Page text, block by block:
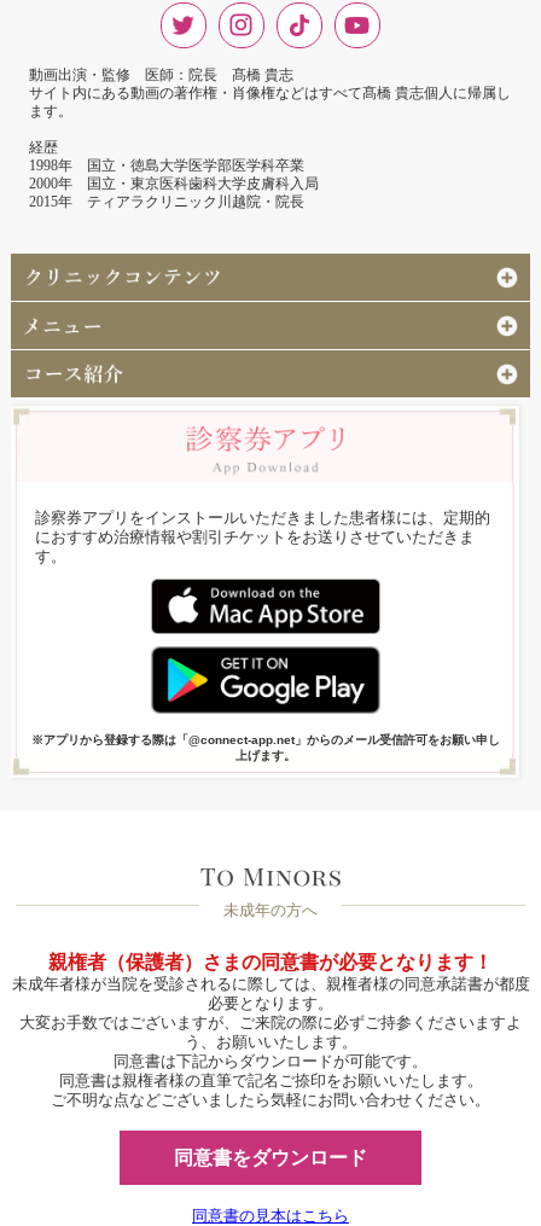
動画出演・監修 医師：院長 髙橋 貴志
サイト内にある動画の著作権・肖像権などはすべて髙橋 貴志個人に帰属し
ます。
経歴
1998年 国立・徳島大学医学部医学科卒業
2000年 国立・東京医科歯科大学皮膚科入局
2015年 ティアラクリニック川越院・院長
診察券アプリをインストールいただきました患者様には、定期的
におすすめ治療情報や割引チケットをお送りさせていただきま
す。
※アプリから登録する際は「@connect-app.net」からのメール受信許可をお願い申し
上げます。
未成年の方へ
親権者（保護者）さまの同意書が必要となります！
未成年者様が当院を受診されるに際しては、親権者様の同意承諾書が都度
必要となります。
大変お手数ではございますが、ご来院の際に必ずご持参くださいますよ
う、お願いいたします。
同意書は下記からダウンロードが可能です。
同意書は親権者様の直筆で記名ご捺印をお願いいたします。
ご不明な点などございましたら気軽にお問い合わせください。
同意書をダウンロード
同意書の見本はこちら